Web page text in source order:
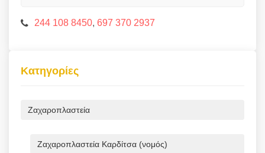
244 108 8450, 697 370 2937
Κατηγορίες
Ζαχαροπλαστεία
Ζαχαροπλαστεία Καρδίτσα (νομός)